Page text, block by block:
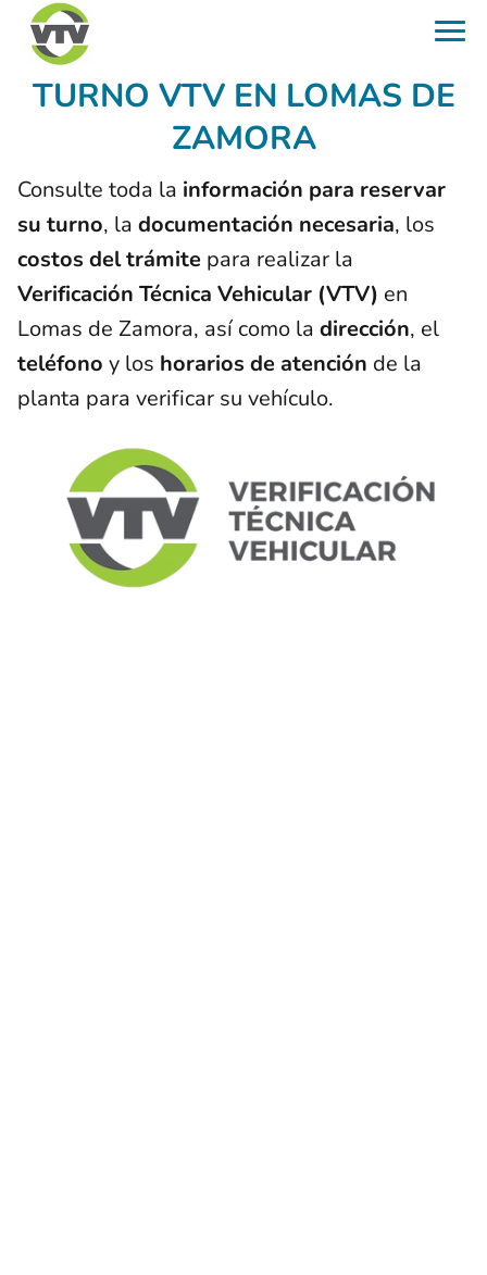
TURNO VTV EN LOMAS DE
ZAMORA
Consulte toda la información para reservar
su turno, la documentación necesaria, los
costos del trámite para realizar la
Verificación Técnica Vehicular (VTV) en
Lomas de Zamora, así como la dirección, el
teléfono y los horarios de atención de la
planta para verificar su vehículo.